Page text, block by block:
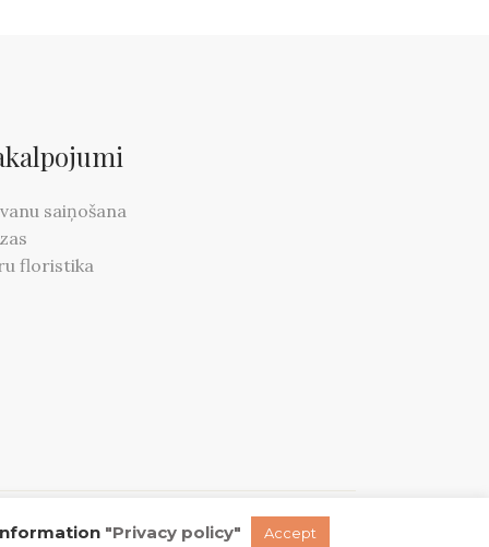
saiņošana
floristika
INSTAGRAM FACEBOOK TWITTER
"Privacy policy" Accept